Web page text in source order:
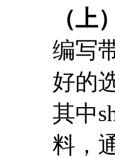
（上）
编写
好的
其中
料，